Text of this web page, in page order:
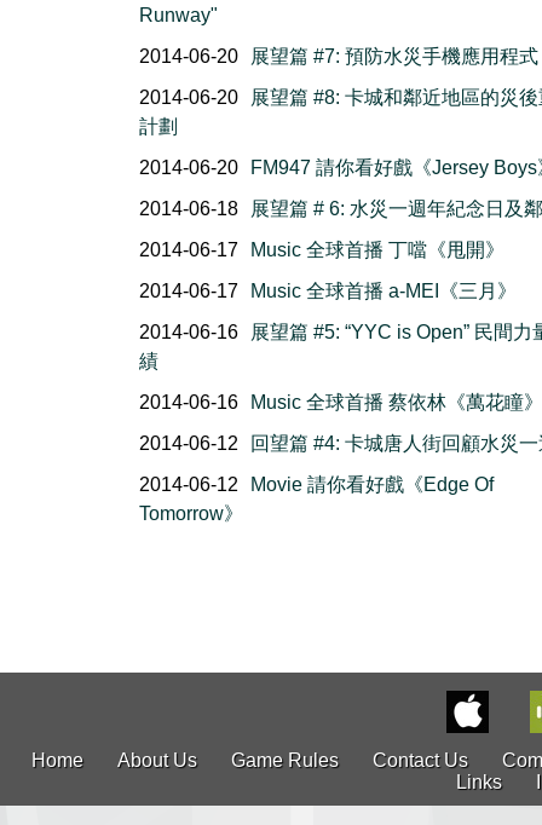
Runway"
2014-06-20
展望篇 #7: 預防水災手機應用程式
2014-06-20
展望篇 #8: 卡城和鄰近地區的災
計劃
2014-06-20
FM947 請你看好戲《Jersey Boys
2014-06-18
展望篇 # 6: 水災一週年紀念日及
2014-06-17
Music 全球首播 丁噹《甩開》
2014-06-17
Music 全球首播 a-MEI《三月》
2014-06-16
展望篇 #5: “YYC is Open” 民間力
績
2014-06-16
Music 全球首播 蔡依林《萬花瞳》
2014-06-12
回望篇 #4: 卡城唐人街回顧水災
2014-06-12
Movie 請你看好戲《Edge Of
Tomorrow》
Home About Us Game Rules Contact Us
Links